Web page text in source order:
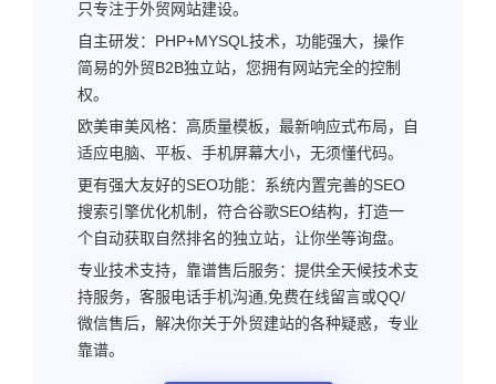
只专注于外贸网站建设。
自主研发：PHP+MYSQL技术，功能强大，操作
简易的外贸B2B独立站，您拥有网站完全的控制
权。
欧美审美风格：高质量模板，最新响应式布局，自
适应电脑、平板、手机屏幕大小，无须懂代码。
更有强大友好的SEO功能：系统内置完善的SEO
搜索引擎优化机制，符合谷歌SEO结构，打造一
个自动获取自然排名的独立站，让你坐等询盘。
专业技术支持，靠谱售后服务：提供全天候技术支
持服务，客服电话手机沟通,免费在线留言或QQ/
微信售后，解决你关于外贸建站的各种疑惑，专业
靠谱。